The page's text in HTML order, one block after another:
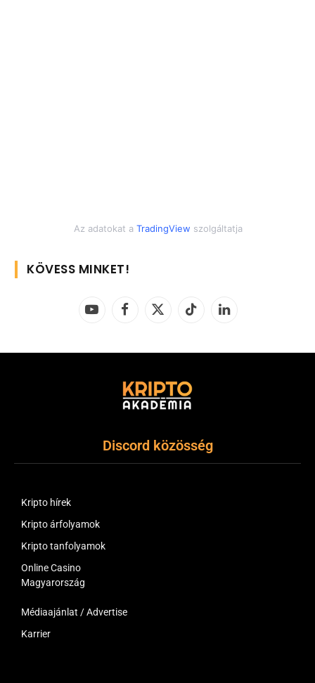
Az adatokat a TradingView szolgáltatja
KÖVESS MINKET!
YouTubeFacebook
X
TikTok LinkedIn
Discord közösség
Kripto hírek
Kripto árfolyamok
Kripto tanfolyamok
Online Casino
Magyarország
Médiaajánlat / Advertise
Karrier